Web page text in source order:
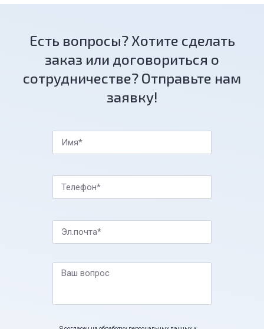
Есть вопросы? Хотите сделать
заказ или договориться о
сотрудничестве? Отправьте нам
заявку!
Имя*
Телефон*
Эл.почта*
Ваш вопрос